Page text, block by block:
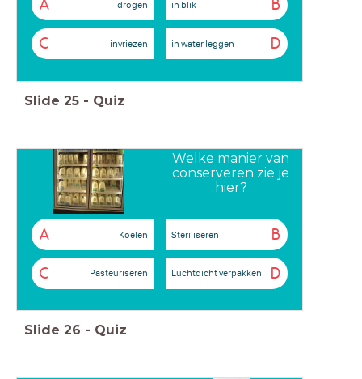
A drogen B
in blik
C invriezen D
in water leggen
Slide 25 - Quiz
Welke manier van
conserveren zie je
hier?
A Koelen B
Steriliseren
C Pasteuriseren D
Luchtdicht verpakken
Slide 26 - Quiz